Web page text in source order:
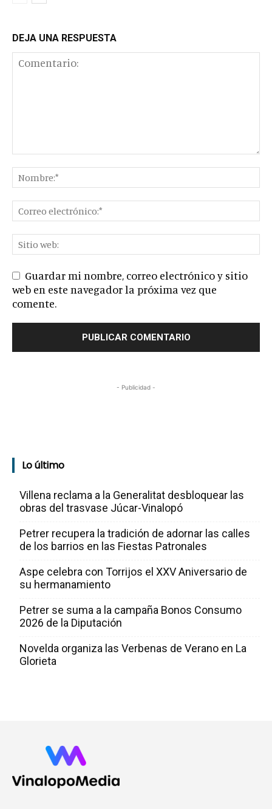
DEJA UNA RESPUESTA
Guardar mi nombre, correo electrónico y sitio
web en este navegador la próxima vez que
comente.
- Publicidad -
Lo último
Villena reclama a la Generalitat desbloquear las
obras del trasvase Júcar-Vinalopó
Petrer recupera la tradición de adornar las calles
de los barrios en las Fiestas Patronales
Aspe celebra con Torrijos el XXV Aniversario de
su hermanamiento
Petrer se suma a la campaña Bonos Consumo
2026 de la Diputación
Novelda organiza las Verbenas de Verano en La
Glorieta